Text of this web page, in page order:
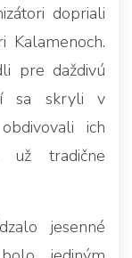
dopriali
pre daždivú
sa skryli v
ich
už tradične
jesenné